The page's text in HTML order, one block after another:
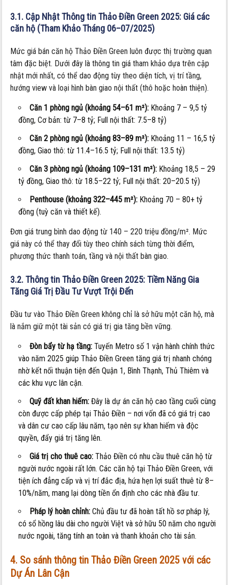
3.1. Cập Nhật Thông tin Thảo Điền Green 2025: Giá các
căn hộ (Tham Khảo Tháng 06–07/2025)
Mức giá bán căn hộ Thảo Điền Green luôn được thị trường quan
tâm đặc biệt. Dưới đây là thông tin giá tham khảo dựa trên cập
nhật mới nhất, có thể dao động tùy theo diện tích, vị trí tầng,
hướng view và loại hình bàn giao nội thất (thô hoặc hoàn thiện).
Căn 1 phòng ngủ (khoảng 54–61 m²): Khoảng 7 – 9,5 tỷ
đồng, Cơ bản: từ 7–8 tỷ; Full nội thất: 7.5–8 tỷ)
Căn 2 phòng ngủ (khoảng 83–89 m²): Khoảng 11 – 16,5 tỷ
đồng, Giao thô: từ 11.4–16.5 tỷ; Full nội thất: 13.5 tỷ)
Căn 3 phòng ngủ (khoảng 109–131 m²): Khoảng 18,5 – 29
tỷ đồng, Giao thô: từ 18.5–22 tỷ; Full nội thất: 20–20.5 tỷ)
Penthouse (khoảng 322–445 m²): Khoảng 70 – 80+ tỷ
đồng (tuỳ căn và thiết kế).
Đơn giá trung bình dao động từ 140 – 220 triệu đồng/m². Mức
giá này có thể thay đổi tùy theo chính sách từng thời điểm,
phương thức thanh toán, tầng và nội thất bàn giao.
3.2. Thông tin Thảo Điền Green 2025: Tiềm Năng Gia
Tăng Giá Trị Đầu Tư Vượt Trội Đến
Đầu tư vào Thảo Điền Green không chỉ là sở hữu một căn hộ, mà
là nắm giữ một tài sản có giá trị gia tăng bền vững.
Đòn bẩy từ hạ tầng: Tuyến Metro số 1 vận hành chính thức
vào năm 2025 giúp Thảo Điền Green tăng giá trị nhanh chóng
nhờ kết nối thuận tiện đến Quận 1, Bình Thạnh, Thủ Thiêm và
các khu vực lân cận.
Quỹ đất khan hiếm: Đây là dự án căn hộ cao tầng cuối cùng
còn được cấp phép tại Thảo Điền – nơi vốn đã có giá trị cao
và dân cư cao cấp lâu năm, tạo nên sự khan hiếm và độc
quyền, đẩy giá trị tăng lên.
Giá trị cho thuê cao: Thảo Điền có nhu cầu thuê căn hộ từ
người nước ngoài rất lớn. Các căn hộ tại Thảo Điền Green, với
tiện ích đẳng cấp và vị trí đắc địa, hứa hẹn lợi suất thuê từ 8–
10%/năm, mang lại dòng tiền ổn định cho các nhà đầu tư.
Pháp lý hoàn chỉnh: Chủ đầu tư đã hoàn tất hồ sơ pháp lý,
có sổ hồng lâu dài cho người Việt và sở hữu 50 năm cho người
nước ngoài, tăng tính an toàn và thanh khoản cho tài sản.
4. So sánh thông tin Thảo Điền Green 2025 với các
Dự Án Lân Cận